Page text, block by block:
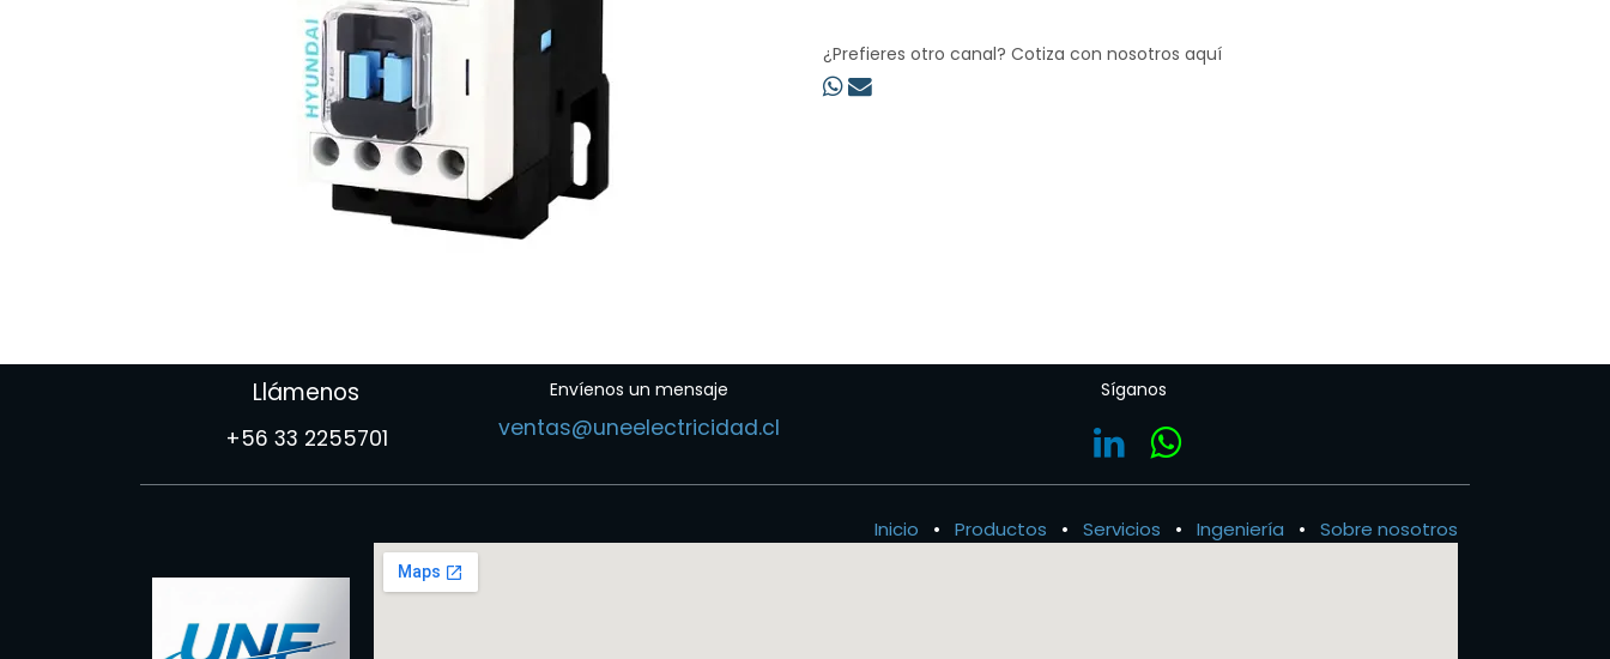
¿Prefieres otro canal? Cotiza con nosotros aquí
Llámenos
+56 33 2255701
Envíenos un mensaje
ventas@uneelectricidad.cl
Síganos
Inicio • Productos • Servicios • Ingeniería • Sobre nosotros